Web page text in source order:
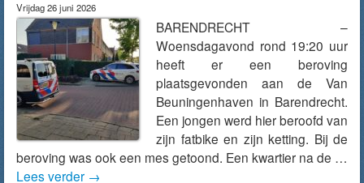
Vrijdag 26 juni 2026
BARENDRECHT –
Woensdagavond rond 19:20 uur
heeft er een beroving
plaatsgevonden aan de Van
Beuningenhaven in Barendrecht.
Een jongen werd hier beroofd van
zijn fatbike en zijn ketting. Bij de
beroving was ook een mes getoond. Een kwartier na de …
Lees verder →